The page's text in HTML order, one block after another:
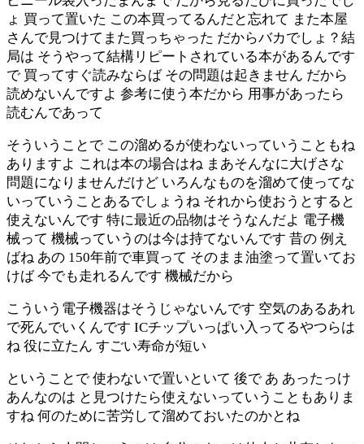
ょ 買って置いた この本買ってるんだと忘れて また本屋
さんで見つけてまた買っちゃった だからバカでしょ？結
局は そうやって結構リピートされている本があるんです
で 買ってすぐ読みならば その問題は起きません だから
読めないんですよ 参考に使う本だから 用事があったら
読むんであって
そういうことで この溜めるが使わないっていうこともね
ありますよ これは本の場合はね まあそんなに大げさな
問題になりませんだけど いろんなものを溜めて使ってな
いっていうことあるでしょうね それから使おうとすると
使えないんです 特に最近の品物はそうなんだよ 電子機
械って 機械っていうのは今は持てないんです 昔の 例え
ばね あの 150年前で車買って そのまま油塗って置いてお
けば 今でも走れるんです 機械だから
こういう電子機器はそうじゃないんです 空気のあるあれ
で死んでいくんです ICチップいっぱい入ってるやつらは
ね 役に立たん すごい寿命が短い
ということで 使わないで置いといて 後で あ あったっけ
あんなのは と見つけたら使えないっていうこともありま
すね 何のために苦労して溜めておいたのかとね